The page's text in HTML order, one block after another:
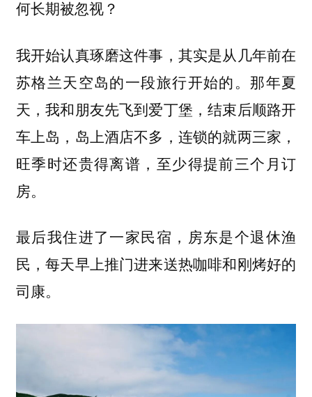
何长期被忽视？
我开始认真琢磨这件事，其实是从几年前在
苏格兰天空岛的一段旅行开始的。那年夏
天，我和朋友先飞到爱丁堡，结束后顺路开
车上岛，岛上酒店不多，连锁的就两三家，
旺季时还贵得离谱，至少得提前三个月订
房。
最后我住进了一家民宿，房东是个退休渔
民，每天早上推门进来送热咖啡和刚烤好的
司康。